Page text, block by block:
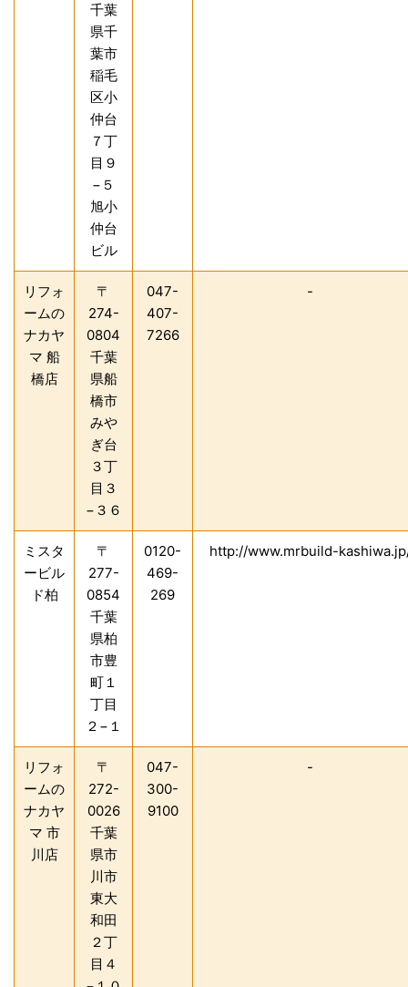
千葉
県千
葉市
稲毛
区小
仲台
７丁
目９
−５
旭小
仲台
ビル
リフォ
ームの
ナカヤ
マ 船
橋店
〒
274-
0804
千葉
県船
橋市
みや
ぎ台
３丁
目３
−３６
047-
407-
7266
-
ミスタ
ービル
ド柏
〒
277-
0854
千葉
県柏
市豊
町１
丁目
２−１
0120-
469-
269
http://www.mrbuild-
リフォ
ームの
ナカヤ
マ 市
川店
〒
272-
0026
千葉
県市
川市
東大
和田
２丁
目４
047-
300-
9100
-